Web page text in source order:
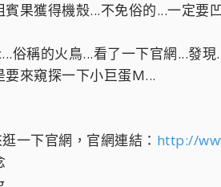
賓果獲得機殼...不免俗的...一定要
俗稱的火鳥...看了一下官網...發現
要來窺探一下小巨蛋M...
一下官網，官網連結： http://